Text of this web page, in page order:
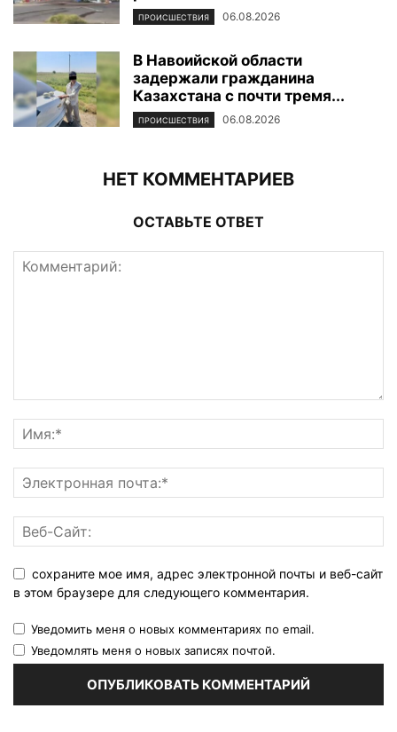
ПРОИСШЕСТВИЯ 06.08.2026
В Навоийской области
задержали гражданина
Казахстана с почти тремя...
ПРОИСШЕСТВИЯ 06.08.2026
НЕТ КОММЕНТАРИЕВ
ОСТАВЬТЕ ОТВЕТ
сохраните мое имя, адрес электронной почты и веб-сайт
в этом браузере для следующего комментария.
Уведомить меня о новых комментариях по email.
Уведомлять меня о новых записях почтой.